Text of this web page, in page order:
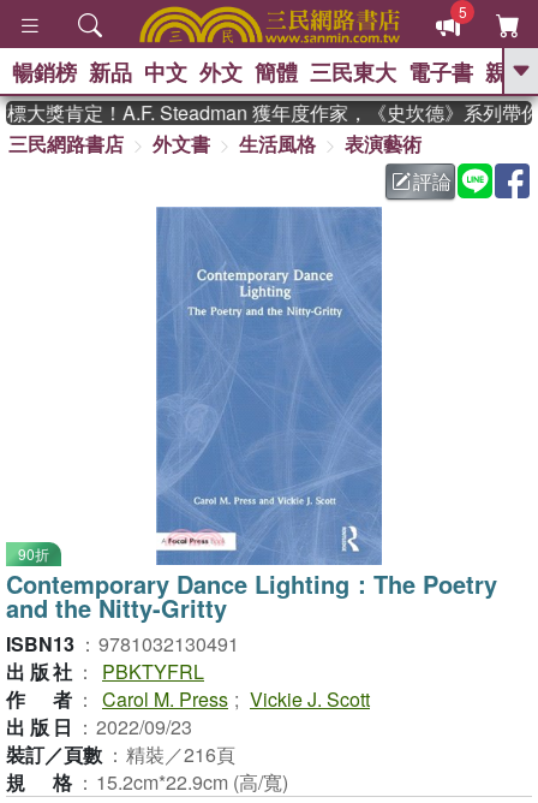
5
GO
熱搜： 東野圭吾 、 高希均教授回憶錄
父親節 、 花開錦
方念華 、 台灣的
、 數學女孩：黎曼猜想
偉大的迷走神經
群喵 、 臺灣漫遊錄
暢銷榜 新品 中文 外文 簡體 三民東大 電子書 親子
大獎肯定！A.F. Steadman 獲年度作家，《史坎德》系列帶你
三民網路書店
外文書 生活風格
表演藝術
評論
90折
Contemporary Dance Lighting：The Poetry
and the Nitty-Gritty
ISBN13 ： 9781032130491
出版社 ：
PBKTYFRL
作者 ： Carol M. Press ; Vickie J. Scott
出版日 ： 2022/09/23
裝訂／頁數 ： 精裝／216頁
規格 ： 15.2cm*22.9cm (高/寬)